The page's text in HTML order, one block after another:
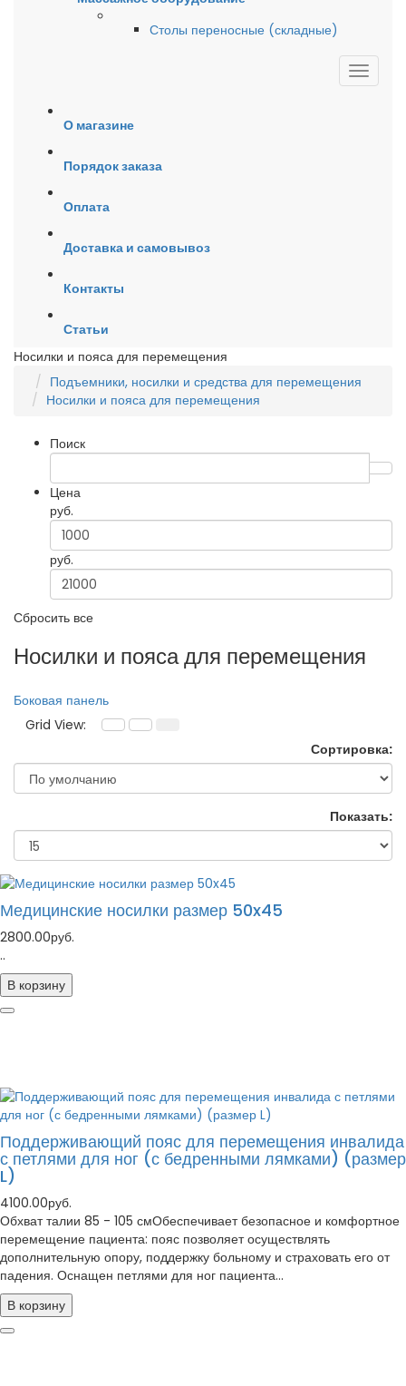
Столы переносные (складные)
О магазине
Порядок заказа
Оплата
Доставка и самовывоз
Контакты
Статьи
Носилки и пояса для перемещения
Подъемники, носилки и средства для перемещения
Носилки и пояса для перемещения
Поиск
Цена
руб.
руб.
Сбросить все
Носилки и пояса для перемещения
Боковая панель
Grid View:
Сортировка:
Показать:
Медицинские носилки размер 50x45
2800.00руб.
..
В корзину
Поддерживающий пояс для перемещения инвалида
с петлями для ног (с бедренными лямками) (размер
L)
4100.00руб.
Обхват талии 85 - 105 смОбеспечивает безопасное и комфортное
перемещение пациента: пояс позволяет осуществлять
дополнительную опору, поддержку больному и страховать его от
падения. Оснащен петлями для ног пациента...
В корзину